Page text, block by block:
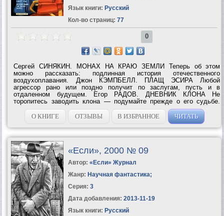
Язык книги: Русский
Кол-во страниц: 77
0
Сергей СИНЯКИН. МОНАХ НА КРАЮ ЗЕМЛИ Теперь об этом
можно рассказать: подлинная история отечественного
воздухоплавания. Джон КЭМПБЕЛЛ. ПЛАЩ ЭСИРА Любой
агрессор рано или поздно получит по заслугам, пусть и в
отдаленном будущем. Егор РАДОВ. ДНЕВНИК КЛОНА Не
торопитесь заводить клона — подумайте прежде о его судьбе.
Владимир ВАСИЛЬЕВ. ГРЕМ ИЗ БОЛЬШОГО КИЕВА
Оказывается, гаммельнский крысолов был из Киева. Ив...
О КНИГЕ ОТЗЫВЫ В ИЗБРАННОЕ ЧИТАТЬ
«Если», 2000 № 09
Автор: «Если» Журнал
Жанр: Научная фантастика;
Серия: 3
Дата добавления: 2013-11-19
Язык книги: Русский